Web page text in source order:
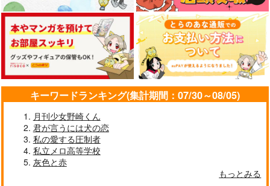
キーワードランキング(集計期間：07/30～08/05)
月刊少女野崎くん
君が言うには犬の恋
私の愛する圧制者
私立メロ高等学校
灰色と赤
もっとみる